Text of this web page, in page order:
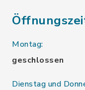
Montag:
geschlossen
Dienstag und